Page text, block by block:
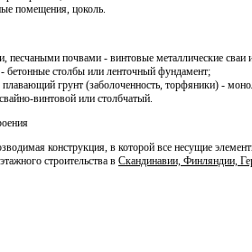
помещения, цоколь.
песчаными почвами - винтовые металлические
бетонные столбы или ленточный фундамент;
грунт (заболоченность, торфяники) -
винтовой или столбчатый.
конструкция, в которой все несущие
строительства в Скандинавии, Финляндии,